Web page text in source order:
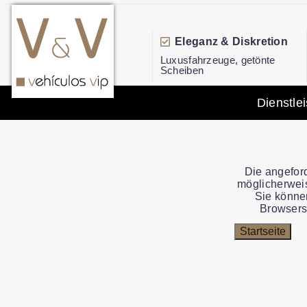
Eleganz & Diskretion
Luxusfahrzeuge, getönte
Scheiben
Die
Sie
Startseite